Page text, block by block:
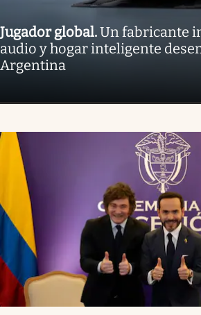
Jugador global.Un fabricante
audio y hogar inteligente
Argentina